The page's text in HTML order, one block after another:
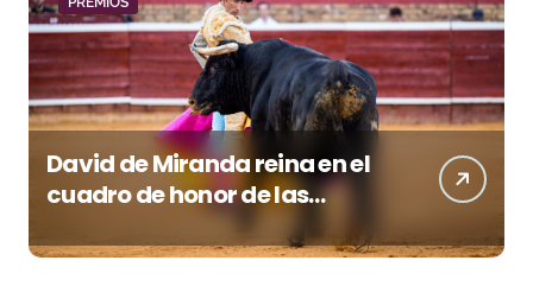
David de Miranda reina en el
cuadro de honor de las
Colombinas 2026